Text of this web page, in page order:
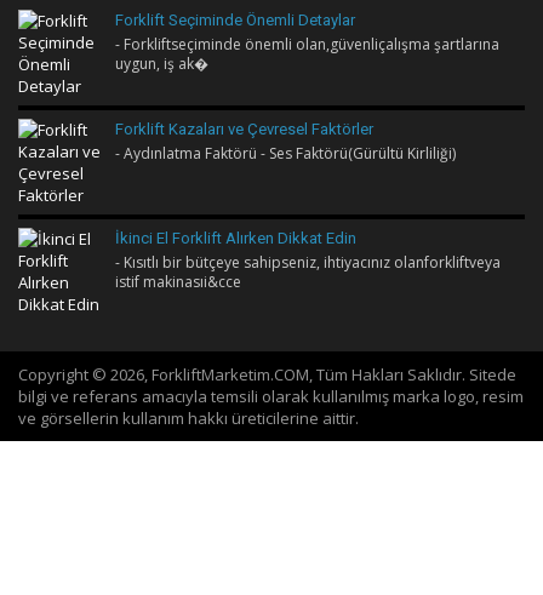
Forklift Seçiminde Önemli Detaylar
- Forkliftseçiminde önemli olan,güvenliçalışma şartlarına
uygun, iş ak�
Forklift Kazaları ve Çevresel Faktörler
- Aydınlatma Faktörü - Ses Faktörü(Gürültü Kirliliği)
İkinci El Forklift Alırken Dikkat Edin
- Kısıtlı bir bütçeye sahipseniz, ihtiyacınız olanforkliftveya
istif makinasıi&cce
Copyright © 2026, ForkliftMarketim.COM, Tüm Hakları Saklıdır. Sitede
bilgi ve referans amacıyla temsili olarak kullanılmış marka logo, resim
ve görsellerin kullanım hakkı üreticilerine aittir.